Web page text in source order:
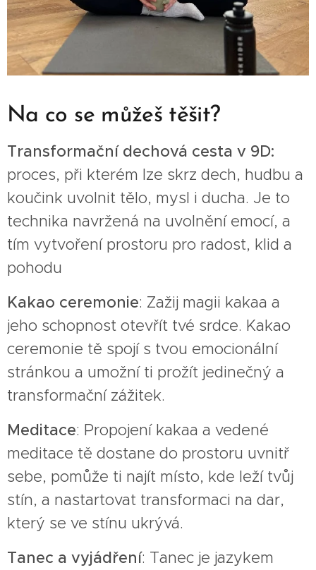
Na co se můžeš těšit?
Transformační dechová cesta v 9D:
proces, při kterém lze skrz dech, hudbu a
koučink uvolnit tělo, mysl i ducha. Je to
technika navržená na uvolnění emocí, a
tím vytvoření prostoru pro radost, klid a
pohodu
Kakao ceremonie: Zažij magii kakaa a
jeho schopnost otevřít tvé srdce. Kakao
ceremonie tě spojí s tvou emocionální
stránkou a umožní ti prožít jedinečný a
transformační zážitek.
Meditace: Propojení kakaa a vedené
meditace tě dostane do prostoru uvnitř
sebe, pomůže ti najít místo, kde leží tvůj
stín, a nastartovat transformaci na dar,
který se ve stínu ukrývá.
Tanec a vyjádření: Tanec je jazykem